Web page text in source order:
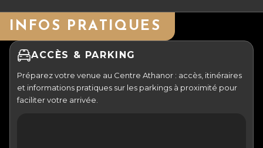
INFOS PRATIQUES
ACCÈS & PARKING
Préparez votre venue au Centre Athanor : accès, itinéraires
et informations pratiques sur les parkings à proximité pour
faciliter votre arrivée.